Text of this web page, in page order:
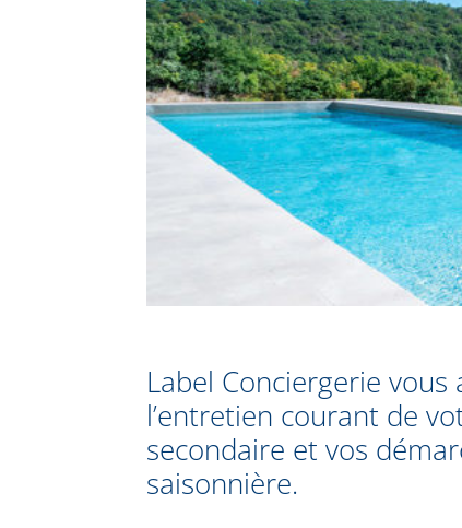
Label Conciergerie vous
l’entretien courant de
secondaire et vos
saisonnière.